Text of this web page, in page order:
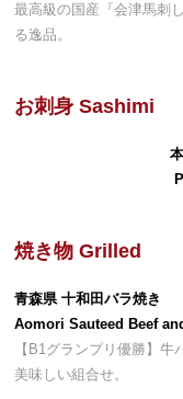
最高級の国産『会津馬刺
る逸品。
お刺身 Sashimi
焼き物 Grilled
青森県 十和田バラ焼き
Aomori Sauteed Beef
【B1グランプリ優勝】
美味しい組合せ。